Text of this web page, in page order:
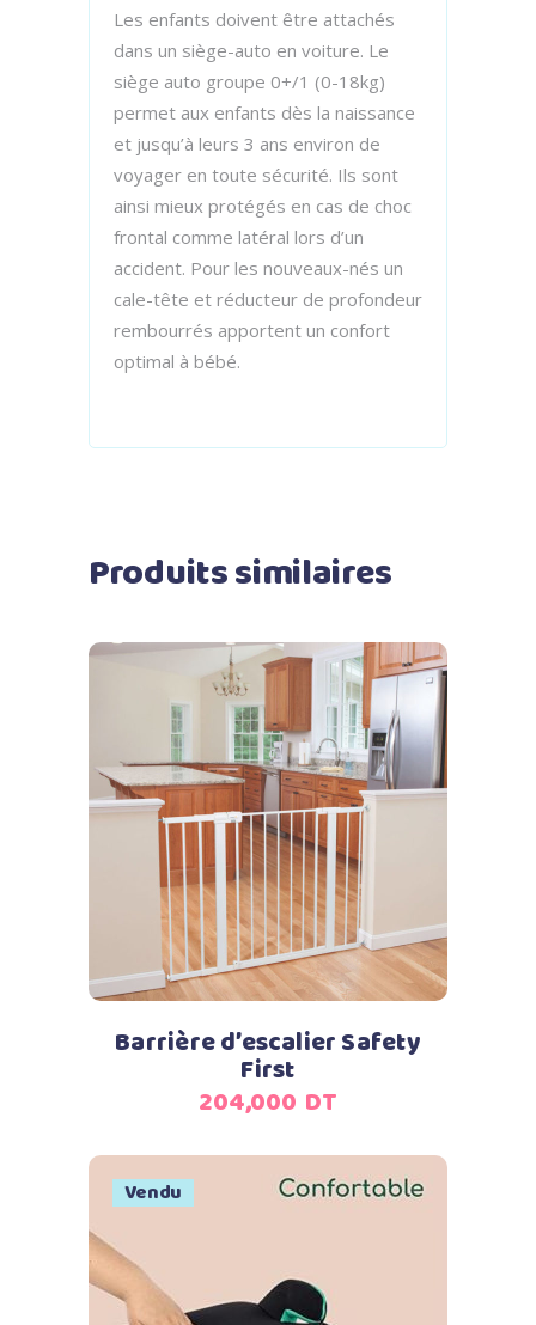
Les enfants doivent être attachés
dans un siège-auto en voiture. Le
siège auto groupe 0+/1 (0-18kg)
permet aux enfants dès la naissance
et jusqu’à leurs 3 ans environ de
voyager en toute sécurité. Ils sont
ainsi mieux protégés en cas de choc
frontal comme latéral lors d’un
accident. Pour les nouveaux-nés un
cale-tête et réducteur de profondeur
rembourrés apportent un confort
optimal à bébé.
Produits similaires
Ajouter au panier
Barrière d’escalier Safety
First
204,000 DT
Vendu